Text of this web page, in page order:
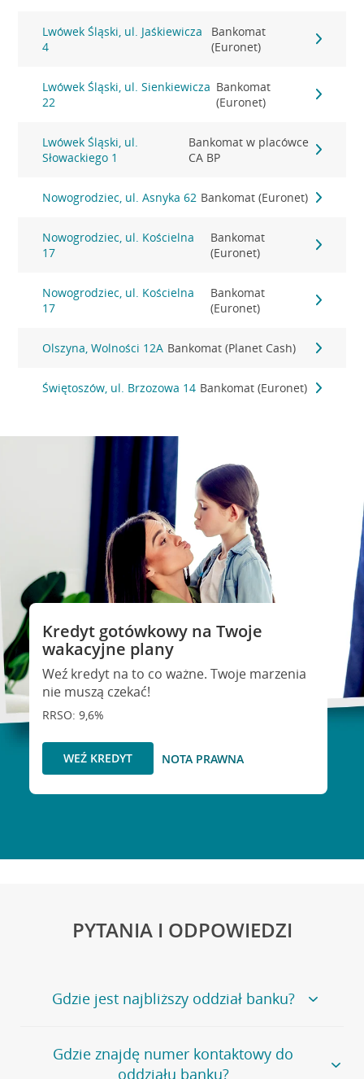
Lwówek Śląski, ul. Jaśkiewicza
4
Bankomat
(Euronet)
Lwówek Śląski, ul. Sienkiewicza
22
Bankomat
(Euronet)
Lwówek Śląski, ul.
Słowackiego 1
Bankomat w placówce
CA BP
Nowogrodziec, ul. Asnyka 62 Bankomat (Euronet)
Nowogrodziec, ul. Kościelna
17
Bankomat
(Euronet)
Nowogrodziec, ul. Kościelna
17
Bankomat
(Euronet)
Olszyna, Wolności 12A Bankomat (Planet Cash)
Świętoszów, ul. Brzozowa 14 Bankomat (Euronet)
Kredyt gotówkowy na Twoje
wakacyjne plany
Weź kredyt na to co ważne. Twoje marzenia
nie muszą czekać!
RRSO: 9,6%
WEŹ KREDYT NOTA PRAWNA
PYTANIA I ODPOWIEDZI
Gdzie jest najbliższy oddział banku?
Jeśli szukasz oddziału naszego banku, zapraszamy na
stronęPlacówki i bankomaty, na której znajduje się
Gdzie znajdę numer kontaktowy do
oddziału banku?